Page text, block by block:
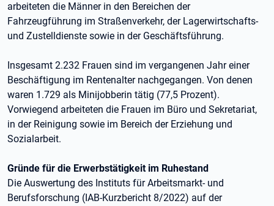
arbeiteten die Männer in den Bereichen der
Fahrzeugführung im Straßenverkehr, der Lagerwirtschafts-
und Zustelldienste sowie in der Geschäftsführung.
Insgesamt 2.232 Frauen sind im vergangenen Jahr einer
Beschäftigung im Rentenalter nachgegangen. Von denen
waren 1.729 als Minijobberin tätig (77,5 Prozent).
Vorwiegend arbeiteten die Frauen im Büro und Sekretariat,
in der Reinigung sowie im Bereich der Erziehung und
Sozialarbeit.
Gründe für die Erwerbstätigkeit im Ruhestand
Die Auswertung des Instituts für Arbeitsmarkt- und
Berufsforschung (IAB-Kurzbericht 8/2022) auf der